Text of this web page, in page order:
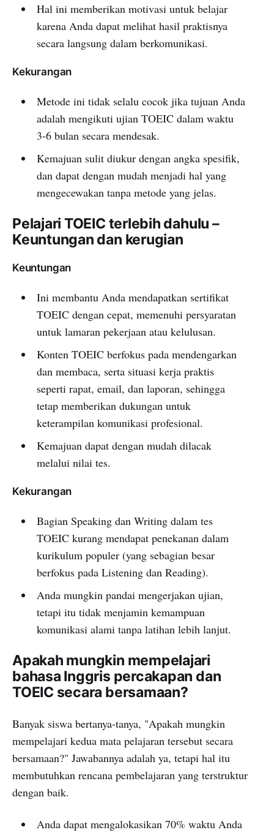
Hal ini memberikan motivasi untuk belajar
karena Anda dapat melihat hasil praktisnya
secara langsung dalam berkomunikasi.
Kekurangan
Metode ini tidak selalu cocok jika tujuan Anda
adalah mengikuti ujian TOEIC dalam waktu
3-6 bulan secara mendesak.
Kemajuan sulit diukur dengan angka spesifik,
dan dapat dengan mudah menjadi hal yang
mengecewakan tanpa metode yang jelas.
Pelajari TOEIC terlebih dahulu –
Keuntungan dan kerugian
Keuntungan
Ini membantu Anda mendapatkan sertifikat
TOEIC dengan cepat, memenuhi persyaratan
untuk lamaran pekerjaan atau kelulusan.
Konten TOEIC berfokus pada mendengarkan
dan membaca, serta situasi kerja praktis
seperti rapat, email, dan laporan, sehingga
tetap memberikan dukungan untuk
keterampilan komunikasi profesional.
Kemajuan dapat dengan mudah dilacak
melalui nilai tes.
Kekurangan
Bagian Speaking dan Writing dalam tes
TOEIC kurang mendapat penekanan dalam
kurikulum populer (yang sebagian besar
berfokus pada Listening dan Reading).
Anda mungkin pandai mengerjakan ujian,
tetapi itu tidak menjamin kemampuan
komunikasi alami tanpa latihan lebih lanjut.
Apakah mungkin mempelajari
bahasa Inggris percakapan dan
TOEIC secara bersamaan?
Banyak siswa bertanya-tanya, "Apakah mungkin
mempelajari kedua mata pelajaran tersebut secara
bersamaan?" Jawabannya adalah ya, tetapi hal itu
membutuhkan rencana pembelajaran yang terstruktur
dengan baik.
Anda dapat mengalokasikan 70% waktu Anda